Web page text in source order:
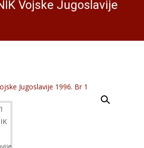
Vojske Jugoslavije